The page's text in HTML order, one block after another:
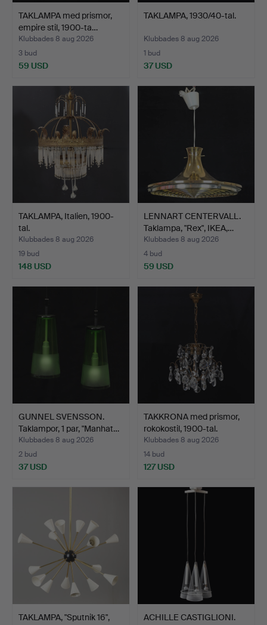
TAKLAMPA med prismor,
empire stil, 1900-ta…
Klubbades 8 aug 2026
3 bud
59 USD
TAKLAMPA, 1930/40-tal.
Klubbades 8 aug 2026
1 bud
37 USD
TAKLAMPA, Italien, 1900-
tal.
Klubbades 8 aug 2026
19 bud
148 USD
LENNART CENTERVALL.
Taklampa, "Rex", IKEA,…
Klubbades 8 aug 2026
4 bud
59 USD
GUNNEL SVENSSON.
Taklampor, 1 par, "Manhat…
Klubbades 8 aug 2026
2 bud
37 USD
TAKKRONA med prismor,
rokokostil, 1900-tal.
Klubbades 8 aug 2026
14 bud
127 USD
TAKLAMPA, "Sputnik 16",
ACHILLE CASTIGLIONI.